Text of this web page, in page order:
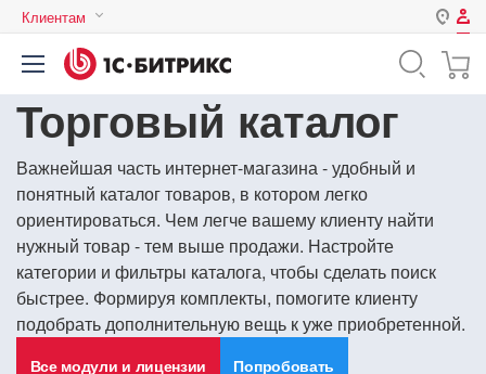
Клиентам
Казахстан
Авторизация
Нет аккаунта?
Логин
Пароль
Запомнить меня на этом
компьютере
Забыли свой пароль?
Торговый каталог
Важнейшая часть интернет-магазина - удобный и
понятный каталог товаров, в котором легко
ориентироваться. Чем легче вашему клиенту найти
нужный товар - тем выше продажи. Настройте
категории и фильтры каталога, чтобы сделать поиск
быстрее. Формируя комплекты, помогите клиенту
подобрать дополнительную вещь к уже приобретенной.
Все модули и лицензии Попробовать